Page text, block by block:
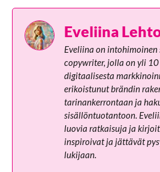
Eveliina
Eveliina on
copywriter, jolla on yli 10
digitaalisesta
erikoistunut brändin
tarinankerrontaan ja
sisällöntuotantoon.
luovia ratkaisuja ja
inspiroivat ja jättävät
lukijaan.